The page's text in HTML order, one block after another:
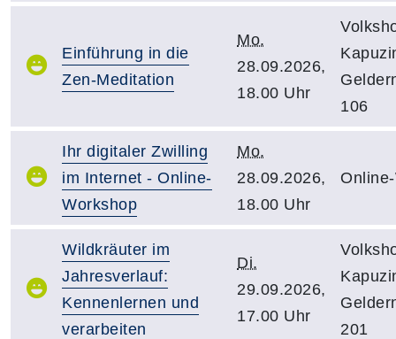
Einführung in die
Zen-Meditation
Mo.
28.09.2026,
18.00 Uhr
106
Ihr digitaler Zwilling
im Internet - Online-
Workshop
Mo.
28.09.2026,
18.00 Uhr
Wildkräuter im
Jahresverlauf:
Kennenlernen und
verarbeiten
Di.
29.09.2026,
17.00 Uhr
201